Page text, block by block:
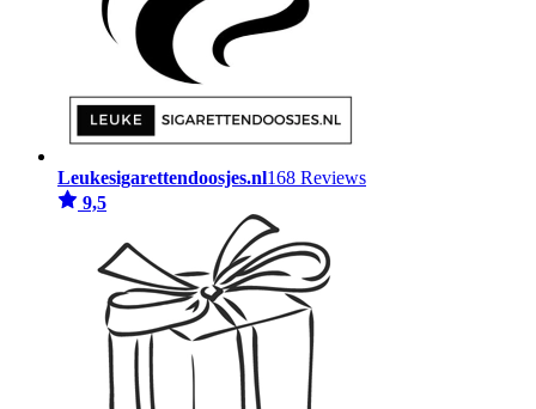
Leukesigarettendoosjes.nl168 Reviews
9,5